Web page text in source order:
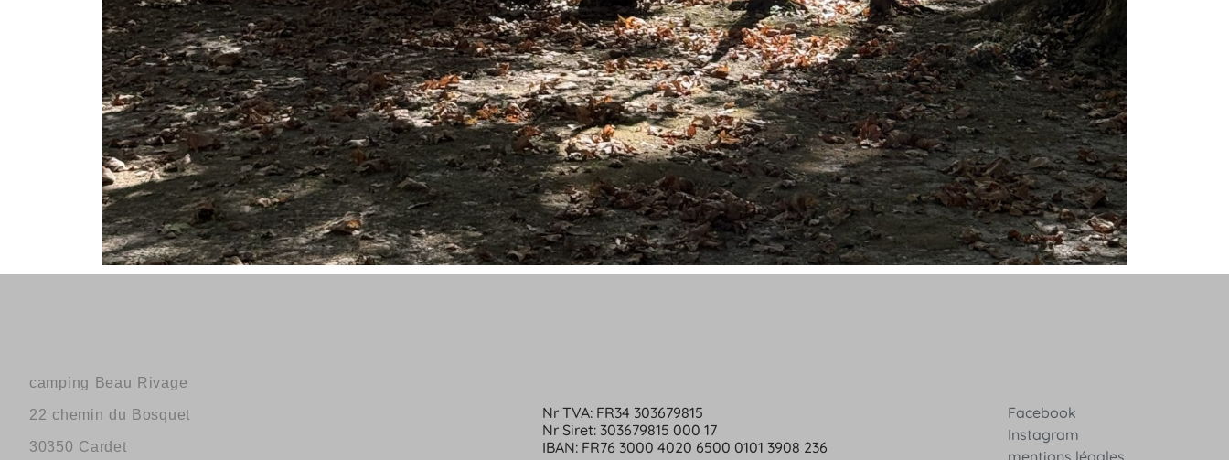
camping Beau Rivage
22 chemin du Bosquet
30350 Cardet
Nr TVA: FR34 303679815
Nr Siret: 303679815 000 17
IBAN: FR76 3000 4020 6500 0101 3908 236
Facebook
Instagram
mentions légales